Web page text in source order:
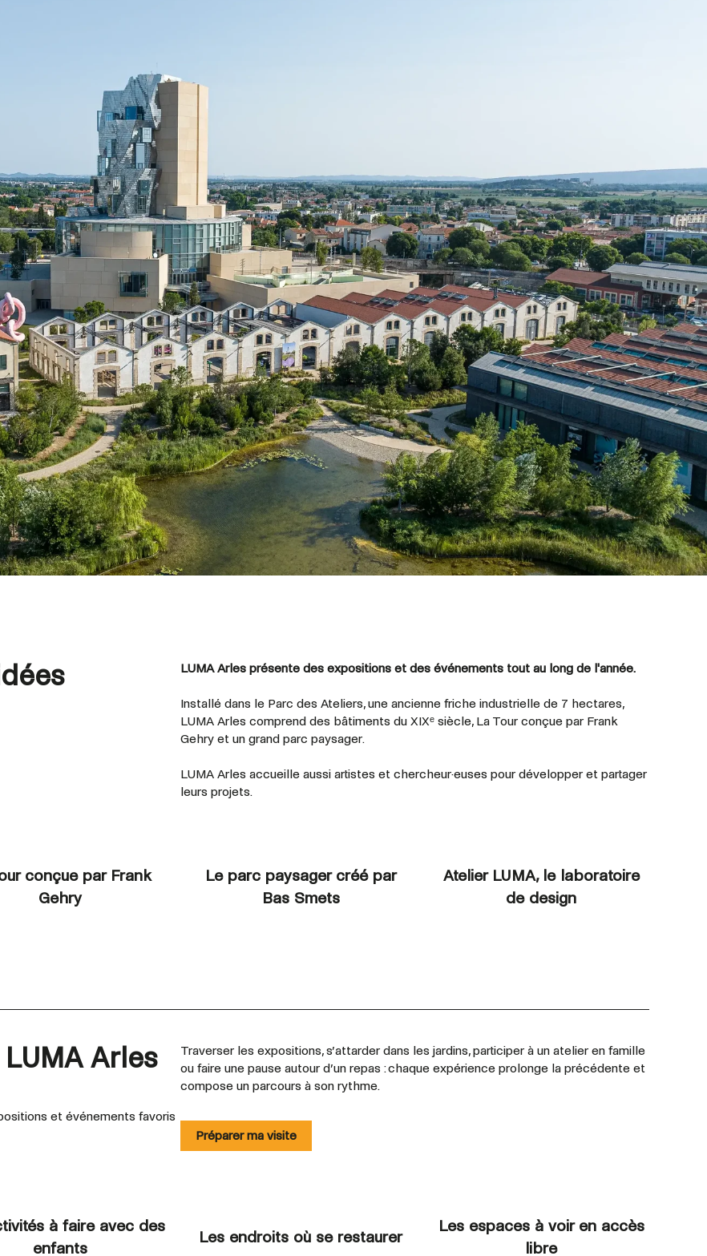
LUMA Arles présente des expositions et des événements tout au long de l'année.
Installé dans le Parc des Ateliers, une ancienne friche industrielle de 7 hectares,
LUMA Arles comprend des bâtiments du XIXᵉ siècle, La Tour conçue par Frank
Gehry et un grand parc paysager.
LUMA Arles accueille aussi artistes et chercheur·euses pour développer et partager
leurs projets.
conçue par Frank
Gehry
Le parc paysager créé par
Bas Smets
Atelier LUMA, le laboratoire
de design
Arles
et événements favoris
Traverser les expositions, s’attarder dans les jardins, participer à un atelier en famille
ou faire une pause autour d’un repas : chaque expérience prolonge la précédente et
compose un parcours à son rythme.
Préparer ma visite
à faire avec des
enfants
Les endroits où se restaurer
Les espaces à voir en accès
libre